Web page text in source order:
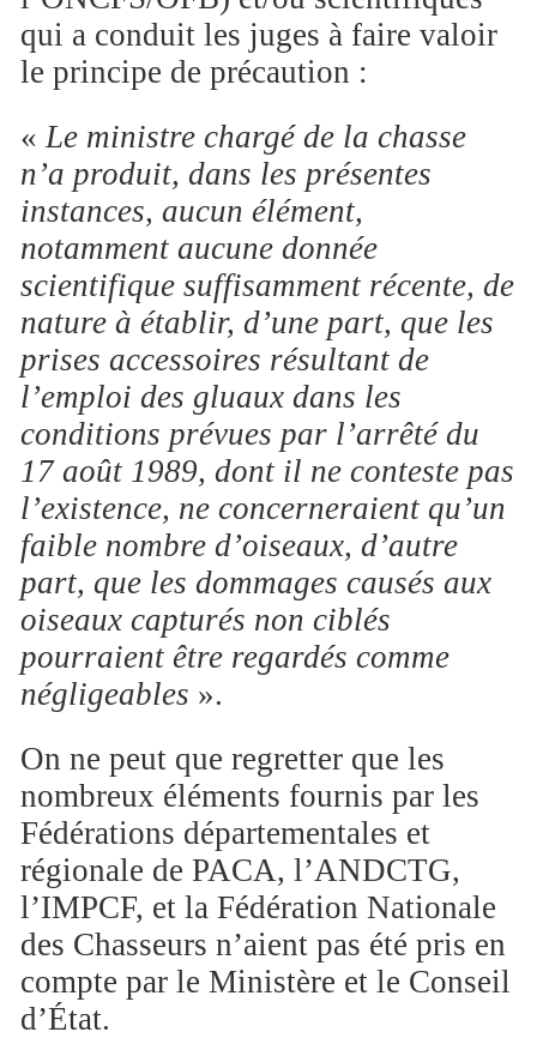
qui a conduit les juges à faire valoir
le principe de précaution :
« Le ministre chargé de la chasse
n’a produit, dans les présentes
instances, aucun élément,
notamment aucune donnée
scientifique suffisamment récente, de
nature à établir, d’une part, que les
prises accessoires résultant de
l’emploi des gluaux dans les
conditions prévues par l’arrêté du
17 août 1989, dont il ne conteste pas
l’existence, ne concerneraient qu’un
faible nombre d’oiseaux, d’autre
part, que les dommages causés aux
oiseaux capturés non ciblés
pourraient être regardés comme
négligeables ».
On ne peut que regretter que les
nombreux éléments fournis par les
Fédérations départementales et
régionale de PACA, l’ANDCTG,
l’IMPCF, et la Fédération Nationale
des Chasseurs n’aient pas été pris en
compte par le Ministère et le Conseil
d’État.